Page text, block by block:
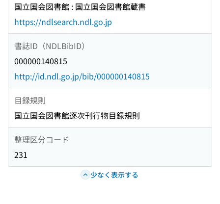
国立国会図書館 : 国立国会図書館蔵書
https://ndlsearch.ndl.go.jp
書誌ID（NDLBibID）
000000140815
http://id.ndl.go.jp/bib/000000140815
目録規則
国立国会図書館逐次刊行物目録規則
整理区分コード
231
少なく表示する